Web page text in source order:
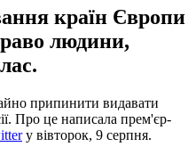
країн Європи
людини,
припинити видавати
Про це написала прем'єр-
у вівторок, 9 серпня.